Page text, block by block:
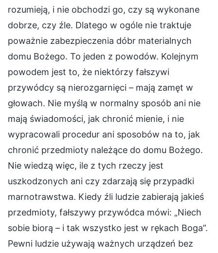
rozumieją, i nie obchodzi go, czy są wykonane
dobrze, czy źle. Dlatego w ogóle nie traktuje
poważnie zabezpieczenia dóbr materialnych
domu Bożego. To jeden z powodów. Kolejnym
powodem jest to, że niektórzy fałszywi
przywódcy są nierozgarnięci – mają zamęt w
głowach. Nie myślą w normalny sposób ani nie
mają świadomości, jak chronić mienie, i nie
wypracowali procedur ani sposobów na to, jak
chronić przedmioty należące do domu Bożego.
Nie wiedzą więc, ile z tych rzeczy jest
uszkodzonych ani czy zdarzają się przypadki
marnotrawstwa. Kiedy źli ludzie zabierają jakieś
przedmioty, fałszywy przywódca mówi: „Niech
sobie biorą – i tak wszystko jest w rękach Boga”.
Pewni ludzie używają ważnych urządzeń bez